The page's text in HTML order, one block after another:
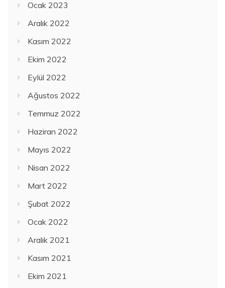
Ocak 2023
Aralık 2022
Kasım 2022
Ekim 2022
Eylül 2022
Ağustos 2022
Temmuz 2022
Haziran 2022
Mayıs 2022
Nisan 2022
Mart 2022
Şubat 2022
Ocak 2022
Aralık 2021
Kasım 2021
Ekim 2021